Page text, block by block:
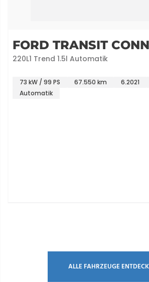
FORD TRANSIT
220L1 Trend 1.5l Automatik
73 kW / 99 PS 67.550 km 6.2021
Automatik
ALLE FAHRZEUGE